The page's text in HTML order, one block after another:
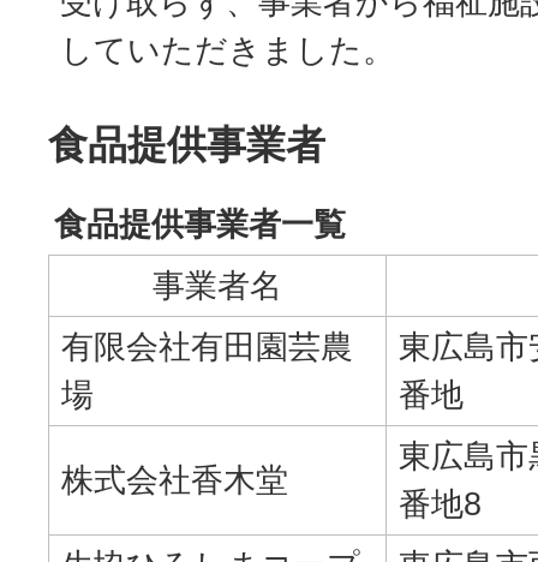
していただきました。
食品提供事業者
食品提供事業者一覧
事業者名
有限会社有田園芸農
場
東広島
番地
株式会社香木堂
東広島
番地8